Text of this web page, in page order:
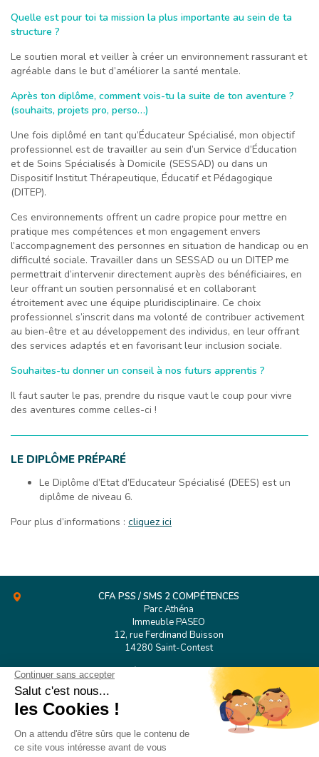
Quelle est pour toi ta mission la plus importante au sein de ta
structure ?
Le soutien moral et veiller à créer un environnement rassurant et
agréable dans le but d’améliorer la santé mentale.
Après ton diplôme, comment vois-tu la suite de ton aventure ?
(souhaits, projets pro, perso…)
Une fois diplômé en tant qu’Éducateur Spécialisé, mon objectif
professionnel est de travailler au sein d’un Service d’Éducation
et de Soins Spécialisés à Domicile (SESSAD) ou dans un
Dispositif Institut Thérapeutique, Éducatif et Pédagogique
(DITEP).
Ces environnements offrent un cadre propice pour mettre en
pratique mes compétences et mon engagement envers
l’accompagnement des personnes en situation de handicap ou en
difficulté sociale. Travailler dans un SESSAD ou un DITEP me
permettrait d’intervenir directement auprès des bénéficiaires, en
leur offrant un soutien personnalisé et en collaborant
étroitement avec une équipe pluridisciplinaire. Ce choix
professionnel s’inscrit dans ma volonté de contribuer activement
au bien-être et au développement des individus, en leur offrant
des services adaptés et en favorisant leur inclusion sociale.
Souhaites-tu donner un conseil à nos futurs apprentis ?
Il faut sauter le pas, prendre du risque vaut le coup pour vivre
des aventures comme celles-ci !
LE DIPLÔME PRÉPARÉ
Le Diplôme d’Etat d’Educateur Spécialisé (DEES) est un
diplôme de niveau 6.
Pour plus d’informations : cliquez ici
CFA PSS / SMS 2 COMPÉTENCES
Parc Athéna
Immeuble PASEO
12, rue Ferdinand Buisson
14280 Saint-Contest
Tél.02 31 53 98 38
127 Boulevard de l’Europe
76100 Rouen